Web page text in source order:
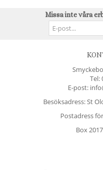
Missa inte våra
Tel:
E-post:
Besöksadress: St
Postadress
Box